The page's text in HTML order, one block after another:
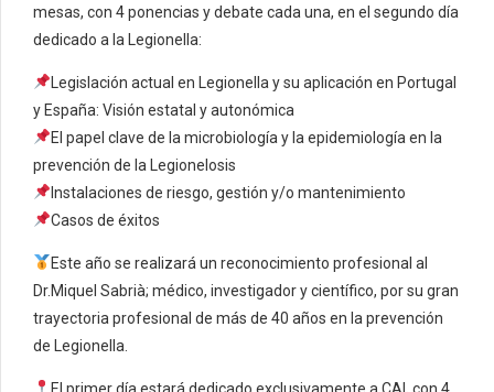
mesas, con 4 ponencias y debate cada una, en el segundo día
dedicado a la Legionella:
Legislación actual en Legionella y su aplicación en Portugal
y España: Visión estatal y autonómica
El papel clave de la microbiología y la epidemiología en la
prevención de la Legionelosis
Instalaciones de riesgo, gestión y/o mantenimiento
Casos de éxitos
Este año se realizará un reconocimiento profesional al
Dr.Miquel Sabrià; médico, investigador y científico, por su gran
trayectoria profesional de más de 40 años en la prevención
de Legionella.